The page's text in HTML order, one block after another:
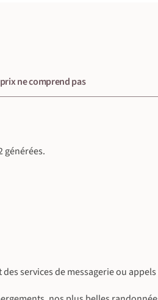
ne comprend pas
générées.
services de messagerie ou